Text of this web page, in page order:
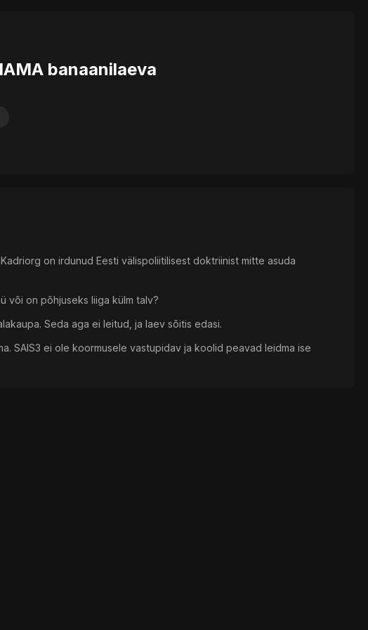
banaanilaeva
on irdunud Eesti välispoliitilisest doktriinist mitte asuda
või on põhjuseks liiga külm talv?
Seda aga ei leitud, ja laev sõitis edasi.
SAIS3 ei ole koormusele vastupidav ja koolid peavad leidma ise